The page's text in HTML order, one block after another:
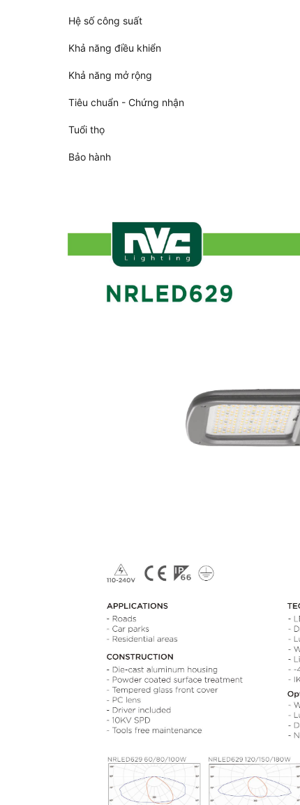
Hệ số công suất
Khả năng điều khiển
Khả năng mở rộng
Tiêu chuẩn - Chứng nhận
Tuổi thọ
Bảo hành